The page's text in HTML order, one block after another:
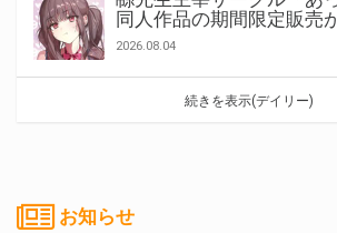
同人作品の期間限定販売
2026.08.04
続きを表示(デイリー)
お知らせ